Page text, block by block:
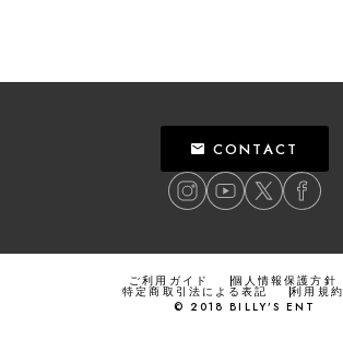
CONTACT
ご利用ガイド 個人情報保護方針
特定商取引法による表記
利用規約
© 2018 BILLY’S ENT